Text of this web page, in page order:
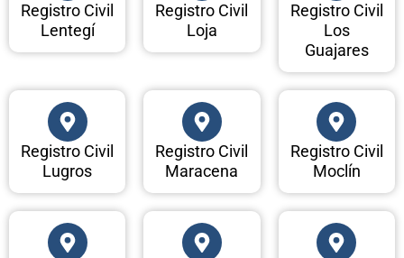
Registro Civil
Lentegí
Registro Civil
Loja
Registro Civil
Los
Guajares
Registro Civil
Lugros
Registro Civil
Maracena
Registro Civil
Moclín